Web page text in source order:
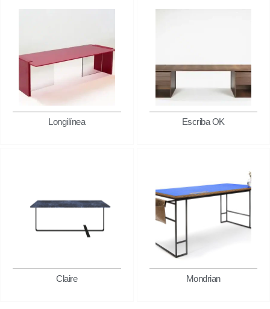
Longilínea Escriba OK
Claire Mondrian